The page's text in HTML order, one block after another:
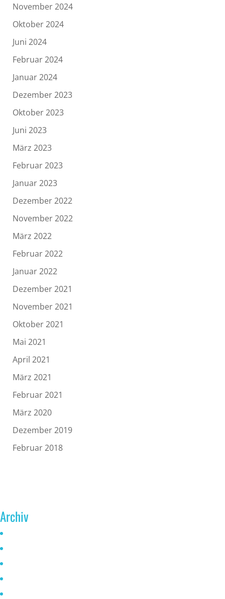
November 2024
Oktober 2024
Juni 2024
Februar 2024
Januar 2024
Dezember 2023
Oktober 2023
Juni 2023
März 2023
Februar 2023
Januar 2023
Dezember 2022
November 2022
März 2022
Februar 2022
Januar 2022
Dezember 2021
November 2021
Oktober 2021
Mai 2021
April 2021
März 2021
Februar 2021
März 2020
Dezember 2019
Februar 2018
Archiv